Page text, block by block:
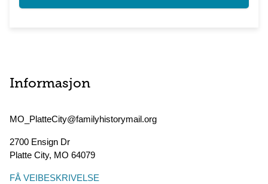
Informasjon
MO_PlatteCity@familyhistorymail.org
2700 Ensign Dr
Platte City, MO 64079
FÅ VEIBESKRIVELSE